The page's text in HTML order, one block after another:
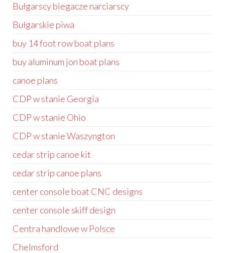
Bułgarscy biegacze narciarscy
Bułgarskie piwa
buy 14 foot row boat plans
buy aluminum jon boat plans
canoe plans
CDP w stanie Georgia
CDP w stanie Ohio
CDP w stanie Waszyngton
cedar strip canoe kit
cedar strip canoe plans
center console boat CNC designs
center console skiff design
Centra handlowe w Polsce
Chelmsford